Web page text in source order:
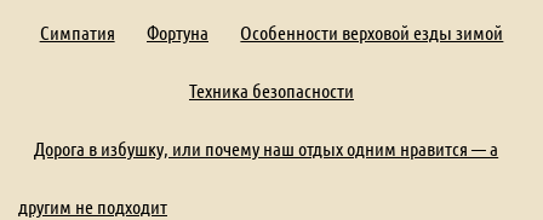
Симпатия Фортуна Особенности верховой езды зимой
Техника безопасности
Дорога в избушку, или почему наш отдых одним нравится — а
другим не подходит